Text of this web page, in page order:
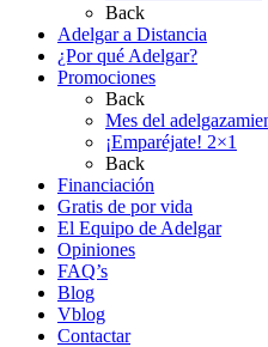
Back
Adelgar a Distancia
¿Por qué Adelgar?
Promociones
Back
Mes del
¡Emparéjate! 2×1
Back
Financiación
Gratis de por vida
El Equipo de Adelgar
Opiniones
FAQ’s
Blog
Vblog
Contactar